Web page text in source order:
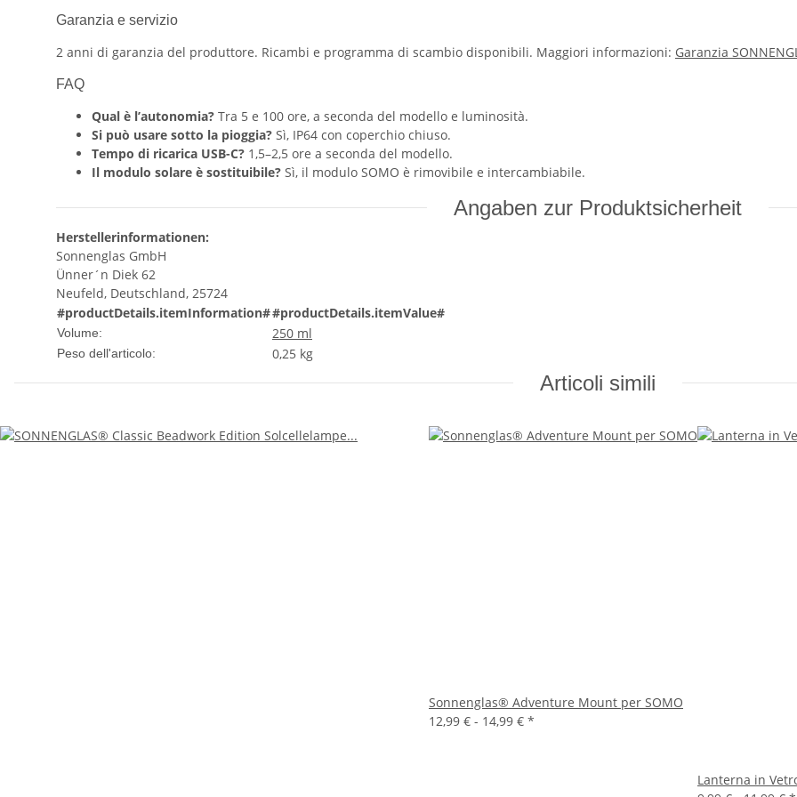
Garanzia e servizio
2 anni di garanzia del produttore. Ricambi e programma di scambio disponibili. Maggiori informazioni: Garanzia
FAQ
Qual è l’autonomia? Tra 5 e 100 ore, a seconda del modello e luminosità.
Si può usare sotto la pioggia? Sì, IP64 con coperchio chiuso.
Tempo di ricarica USB-C? 1,5–2,5 ore a seconda del modello.
Il modulo solare è sostituibile? Sì, il modulo SOMO è rimovibile e intercambiabile.
Angaben zur Produktsicherheit
Herstellerinformationen:
Sonnenglas GmbH
Ünner´n Diek 62
Neufeld, Deutschland, 25724
#productDetails.itemInformation##productDetails.itemValue#
Volume: 250 ml
Peso dell'articolo: 0,25 kg
Articoli simili
Sonnenglas® Adventure Mount per SOMO
12,99 € - 14,99 € *
Lanterna in